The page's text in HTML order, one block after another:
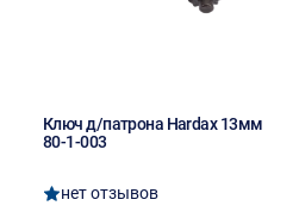
Ключ д/патрона Hardax 13мм
80-1-003
нет отзывов